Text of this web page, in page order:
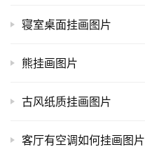
寝室桌面挂画图片
熊挂画图片
古风纸质挂画图片
客厅有空调如何挂画图片